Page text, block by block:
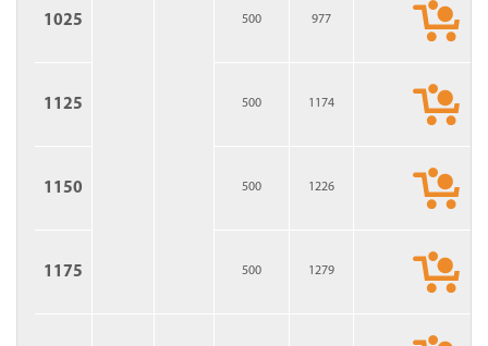
1025 500 977
1125 500 1174
1150 500 1226
1175 500 1279